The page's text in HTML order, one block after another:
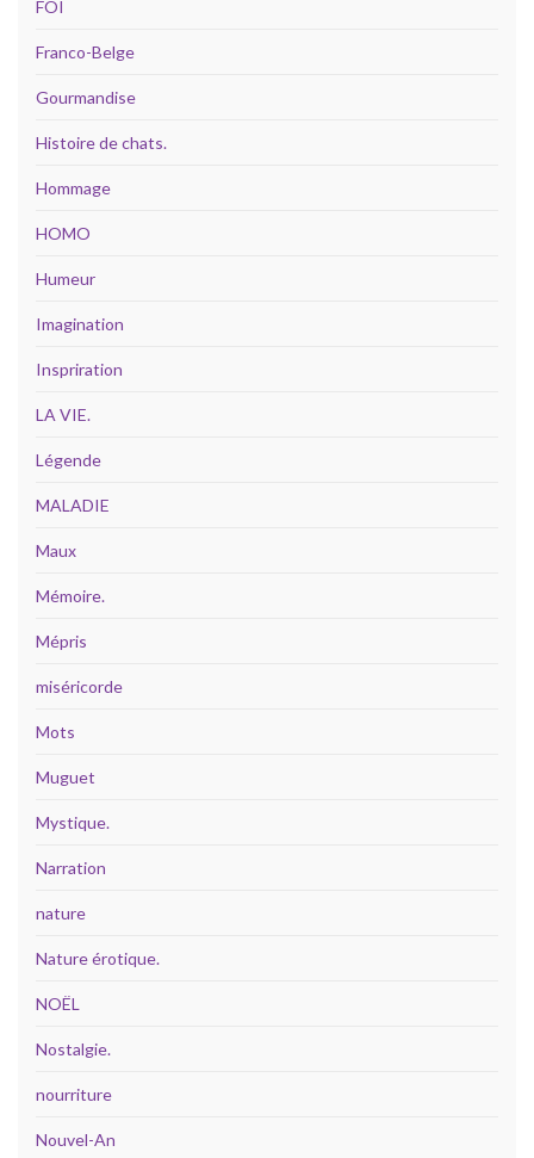
FOI
Franco-Belge
Gourmandise
Histoire de chats.
Hommage
HOMO
Humeur
Imagination
Inspriration
LA VIE.
Légende
MALADIE
Maux
Mémoire.
Mépris
miséricorde
Mots
Muguet
Mystique.
Narration
nature
Nature érotique.
NOËL
Nostalgie.
nourriture
Nouvel-An